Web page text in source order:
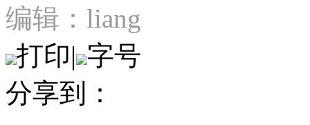
编辑：liang
打印| 字号
分享到：